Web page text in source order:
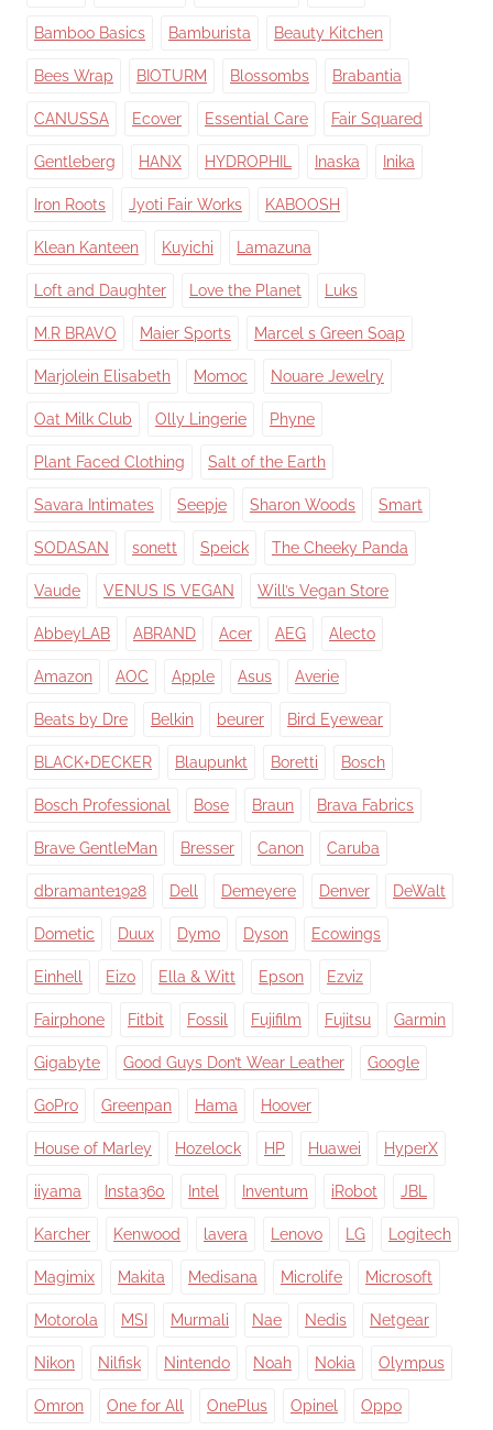
Bamboo Basics Bamburista Beauty Kitchen
Bees Wrap BIOTURM Blossombs Brabantia
CANUSSA Ecover Essential Care Fair Squared
Gentleberg HANX HYDROPHIL Inaska Inika
Iron Roots Jyoti Fair Works KABOOSH
Klean Kanteen Kuyichi Lamazuna
Loft and Daughter Love the Planet Luks
M.R BRAVO Maier Sports Marcel s Green Soap
Marjolein Elisabeth Momoc Nouare Jewelry
Oat Milk Club Olly Lingerie Phyne
Plant Faced Clothing Salt of the Earth
Savara Intimates Seepje Sharon Woods Smart
SODASAN sonett Speick The Cheeky Panda
Vaude VENUS IS VEGAN Will’s Vegan Store
AbbeyLAB ABRAND Acer AEG Alecto
Amazon AOC Apple Asus Averie
Beats by Dre Belkin beurer Bird Eyewear
BLACK+DECKER Blaupunkt Boretti Bosch
Bosch Professional Bose Braun Brava Fabrics
Brave GentleMan Bresser Canon Caruba
dbramante1928 Dell Demeyere Denver DeWalt
Dometic Duux Dymo Dyson Ecowings
Einhell Eizo Ella & Witt Epson Ezviz
Fairphone Fitbit Fossil Fujifilm Fujitsu Garmin
Gigabyte Good Guys Don’t Wear Leather Google
GoPro Greenpan Hama Hoover
House of Marley Hozelock HP Huawei HyperX
iiyama Insta360 Intel Inventum iRobot JBL
Karcher Kenwood lavera Lenovo LG Logitech
Magimix Makita Medisana Microlife Microsoft
Motorola MSI Murmali Nae Nedis Netgear
Nikon Nilfisk Nintendo Noah Nokia Olympus
Omron One for All OnePlus Opinel Oppo